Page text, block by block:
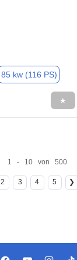
85 kw (116 PS)
★
1 - 10 von 500
2 3 4 5 ❯